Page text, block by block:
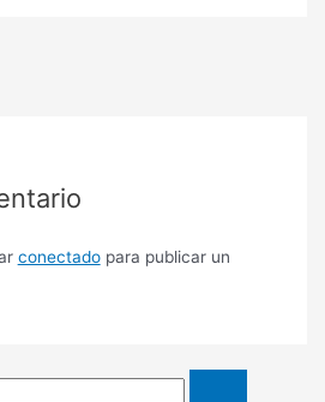
conectadopara publicar un